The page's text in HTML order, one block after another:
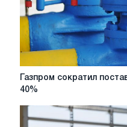
ближайшие
недели
Газпром
сократил
через
Газпром сократил
40%